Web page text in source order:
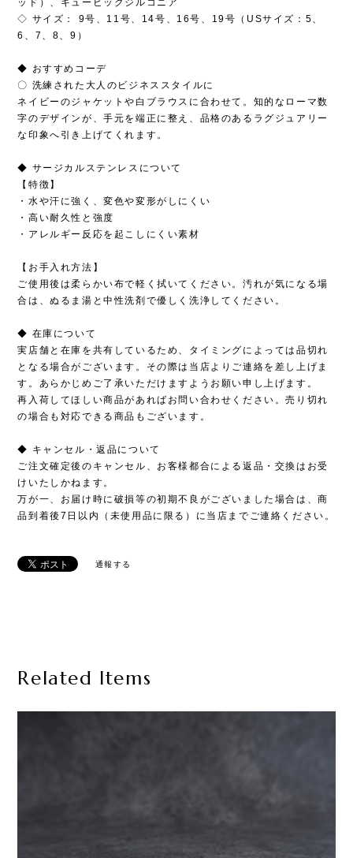
ッド）、キュービックジルコニア
◇ サイズ： 9号、11号、14号、16号、19号（USサイズ：5、
6、7、8、9）
◆ おすすめコーデ
〇 洗練された大人のビジネススタイルに
ネイビーのジャケットや白ブラウスに合わせて。知的なローマ数
字のデザインが、手元を端正に整え、品格のあるラグジュアリー
な印象へ引き上げてくれます。
◆ サージカルステンレスについて
【特徴】
・水や汗に強く、変色や変形がしにくい
・高い耐久性と強度
・アレルギー反応を起こしにくい素材
【お手入れ方法】
ご使用後は柔らかい布で軽く拭いてください。汚れが気になる場
合は、ぬるま湯と中性洗剤で優しく洗浄してください。
◆ 在庫について
実店舗と在庫を共有しているため、タイミングによっては品切れ
となる場合がございます。その際は当店よりご連絡を差し上げま
す。あらかじめご了承いただけますようお願い申し上げます。
再入荷してほしい商品があればお問い合わせください。売り切れ
の場合も対応できる商品もございます。
◆ キャンセル・返品について
ご注文確定後のキャンセル、お客様都合による返品・交換はお受
けいたしかねます。
万が一、お届け時に破損等の初期不良がございました場合は、商
品到着後7日以内（未使用品に限る）に当店までご連絡ください。
通報する
Related Items